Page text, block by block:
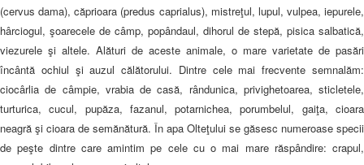
(cervus dama), căprioara (predus caprialus), mistreţul, lupul, vulpea, iepurele,
hârciogul, şoarecele de câmp, popândaul, dihorul de stepă, pisica salbatică,
viezurele şi altele. Alături de aceste animale, o mare varietate de pasări
încântă ochiul şi auzul călătorului. Dintre cele mai frecvente semnalăm:
ciocârlia de câmpie, vrabia de casă, rândunica, privighetoarea, sticletele,
turturica, cucul, pupăza, fazanul, potarnichea, porumbelul, gaiţa, cioara
neagră şi cioara de semănătură. În apa Olteţului se găsesc numeroase specii
de peşte dintre care amintim pe cele cu o mai mare răspândire: crapul,